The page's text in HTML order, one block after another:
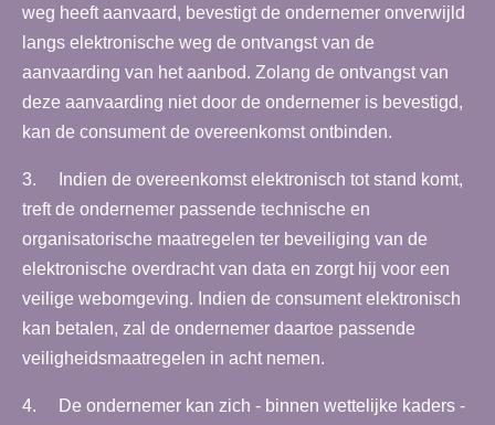
weg heeft aanvaard, bevestigt de ondernemer onverwijld
langs elektronische weg de ontvangst van de
aanvaarding van het aanbod. Zolang de ontvangst van
deze aanvaarding niet door de ondernemer is bevestigd,
kan de consument de overeenkomst ontbinden.
3. Indien de overeenkomst elektronisch tot stand komt,
treft de ondernemer passende technische en
organisatorische maatregelen ter beveiliging van de
elektronische overdracht van data en zorgt hij voor een
veilige webomgeving. Indien de consument elektronisch
kan betalen, zal de ondernemer daartoe passende
veiligheidsmaatregelen in acht nemen.
4. De ondernemer kan zich - binnen wettelijke kaders -